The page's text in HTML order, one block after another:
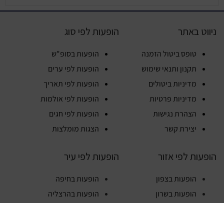
ניווט באתר
טופס ביטול הזמנה
תקנון ותנאי שימוש
מדיניות ביטולים
מדיניות פרטיות
הצהרת נגישות
יצירת קשר
הופעות לפי סוג
הופעות בסופ"ש
הופעות לפי ערים
הופעות לפי תאריך
הופעות לפי אולמות
הופעות לפי חגים
הצגות מומלצות
הופעות לפי אזור
הופעות בצפון
הופעות בשרון
הופעות לפי עיר
הופעות בחיפה
הופעות בהרצליה